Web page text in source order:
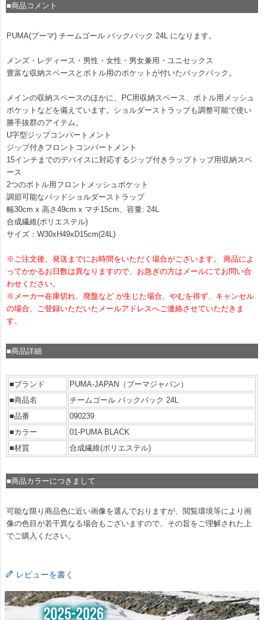
■商品コメント
PUMA(プーマ) チームゴール バックパック 24L になります。
メンズ・レディース・男性・女性・男女兼用・ユニセックス
豊富な収納スペースとボトル用のポケットが付いたバックパック。
メインの収納スペースのほかに、PC用収納スペース、ボトル用メッシュ
ポケットなどを備えています。ショルダーストラップも調整可能で使い
勝手抜群のアイテム。
U字型ジップコンパートメント
ジップ付きフロントコンパートメント
15インチまでのデバイスに対応するジップ付きラップトップ用収納スペ
ース
2つのボトル用フロントメッシュポケット
調節可能なパッドショルダーストラップ
幅30cm x 高さ49cm x マチ15cm、容量: 24L
合成繊維(ポリエステル)
サイズ：W30xH49xD15cm(24L)
※ご注文後、発送までにお時間をいただく場合がございます。 商品によ
ってかかるお日数は異なりますので、お急ぎの方はメールにてお問い合
わせください。
※メーカー在庫切れ、廃盤など が生じた場合、やむを得ず、キャンセル
の場合、ご登録いただいたメールアドレスへご連絡させていただきま
す。
■商品詳細
■ブランド
PUMA-JAPAN（プーマジャパン）
■商品名
チームゴール バックパック 24L
■品番
090239
■カラー
01-PUMA BLACK
■材質
合成繊維(ポリエステル)
■商品カラーにつきまして
可能な限り商品色に近い画像を選んでおりますが、閲覧環境等により画
像の色目が若干異なる場合もございますので、その旨をご理解された上
でご購入ください。
レビューを書く